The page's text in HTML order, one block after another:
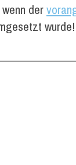
der
wurde!